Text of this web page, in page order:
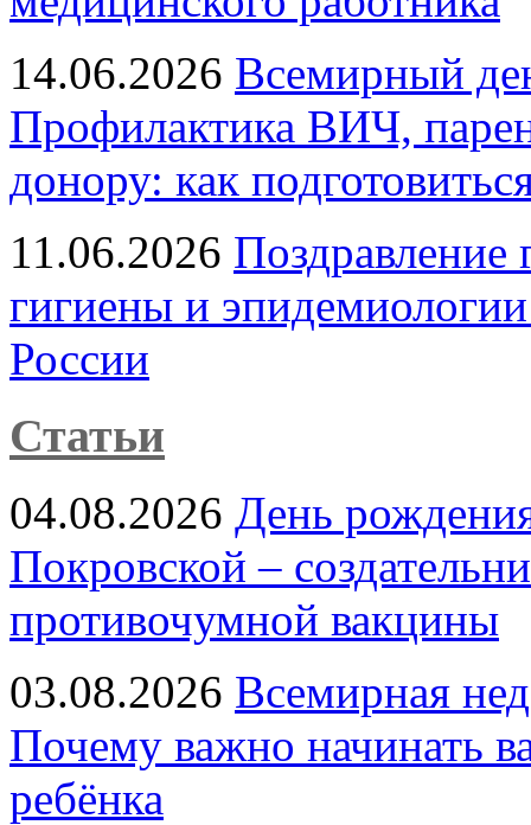
14.06.2026 Всемирный
Профилактика ВИЧ,
донору: как
11.06.2026 Поздравление
гигиены и
России
Статьи
04.08.2026 День
Покровской –
противочумной вакцины
03.08.2026 Всемирная
Почему важно начинать
ребёнка